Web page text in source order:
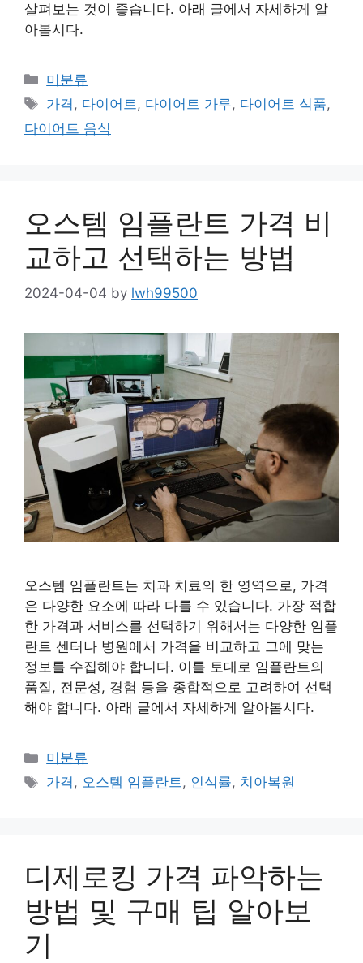
살펴보는 것이 좋습니다. 아래 글에서 자세하게 알
아봅시다.
Categories
미분류
Tags
가격, 다이어트, 다이어트 가루, 다이어트 식품,
다이어트 음식
오스템 임플란트 가격 비
교하고 선택하는 방법
2024-04-04 by lwh99500
오스템 임플란트는 치과 치료의 한 영역으로, 가격
은 다양한 요소에 따라 다를 수 있습니다. 가장 적합
한 가격과 서비스를 선택하기 위해서는 다양한 임플
란트 센터나 병원에서 가격을 비교하고 그에 맞는
정보를 수집해야 합니다. 이를 토대로 임플란트의
품질, 전문성, 경험 등을 종합적으로 고려하여 선택
해야 합니다. 아래 글에서 자세하게 알아봅시다.
Categories
미분류
Tags
가격, 오스템 임플란트, 인식률, 치아복원
디제로킹 가격 파악하는
방법 및 구매 팁 알아보
기